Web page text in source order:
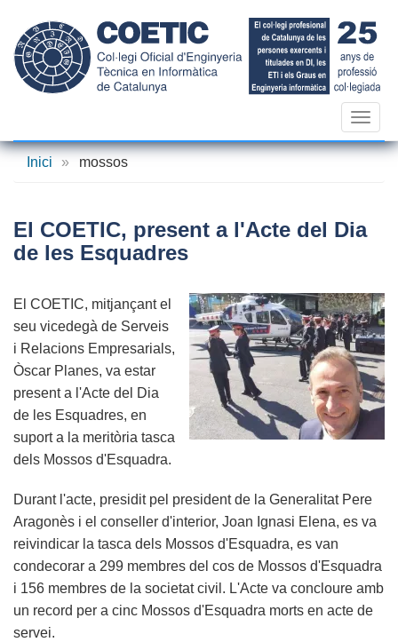
contingut
Inici
» mossos
El COETIC, present a l'Acte del Dia
de les Esquadres
El COETIC, mitjançant el
seu vicedegà de Serveis
i Relacions Empresarials,
Òscar Planes, va estar
present a l'Acte del Dia
de les Esquadres, en
suport a la meritòria tasca
dels Mossos d'Esquadra.
Durant l'acte, presidit pel president de la Generalitat Pere
Aragonès i el conseller d'interior, Joan Ignasi Elena, es va
reivindicar la tasca dels Mossos d'Esquadra, es van
condecorar a 299 membres del cos de Mossos d'Esquadra
i 156 membres de la societat civil. L'Acte va concloure amb
un record per a cinc Mossos d'Esquadra morts en acte de
servei.